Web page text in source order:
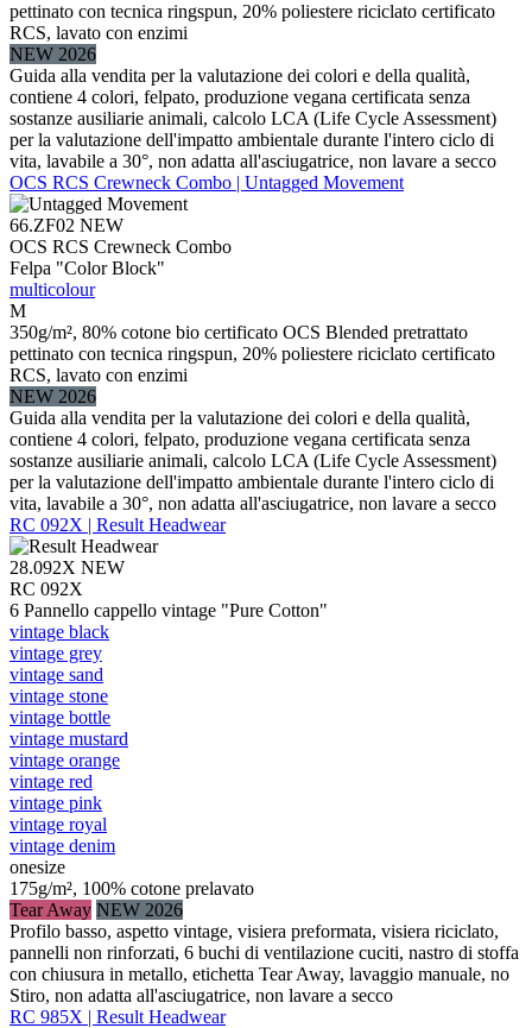
pettinato con tecnica ringspun, 20% poliestere riciclato certificato
RCS, lavato con enzimi
NEW 2026
Guida alla vendita per la valutazione dei colori e della qualità,
contiene 4 colori, felpato, produzione vegana certificata senza
sostanze ausiliarie animali, calcolo LCA (Life Cycle Assessment)
per la valutazione dell'impatto ambientale durante l'intero ciclo di
vita, lavabile a 30°, non adatta all'asciugatrice, non lavare a secco
OCS RCS Crewneck Combo | Untagged Movement
66.ZF02 NEW
OCS RCS Crewneck Combo
Felpa "Color Block"
multicolour
M
350g/m², 80% cotone bio certificato OCS Blended pretrattato
pettinato con tecnica ringspun, 20% poliestere riciclato certificato
RCS, lavato con enzimi
NEW 2026
Guida alla vendita per la valutazione dei colori e della qualità,
contiene 4 colori, felpato, produzione vegana certificata senza
sostanze ausiliarie animali, calcolo LCA (Life Cycle Assessment)
per la valutazione dell'impatto ambientale durante l'intero ciclo di
vita, lavabile a 30°, non adatta all'asciugatrice, non lavare a secco
RC 092X | Result Headwear
28.092X NEW
RC 092X
6 Pannello cappello vintage "Pure Cotton"
vintage black
vintage grey
vintage sand
vintage stone
vintage bottle
vintage mustard
vintage orange
vintage red
vintage pink
vintage royal
vintage denim
onesize
175g/m², 100% cotone prelavato
Tear Away NEW 2026
Profilo basso, aspetto vintage, visiera preformata, visiera riciclato,
pannelli non rinforzati, 6 buchi di ventilazione cuciti, nastro di stoffa
con chiusura in metallo, etichetta Tear Away, lavaggio manuale, no
Stiro, non adatta all'asciugatrice, non lavare a secco
RC 985X | Result Headwear